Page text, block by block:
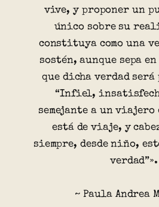
vive, y proponer un
único sobre su
constituya como una
sostén, aunque sepa
que dicha verdad
“Infiel,
semejante a un viajero
está de viaje, y
siempre, desde niño,
verdad”».
~ Paula Andrea